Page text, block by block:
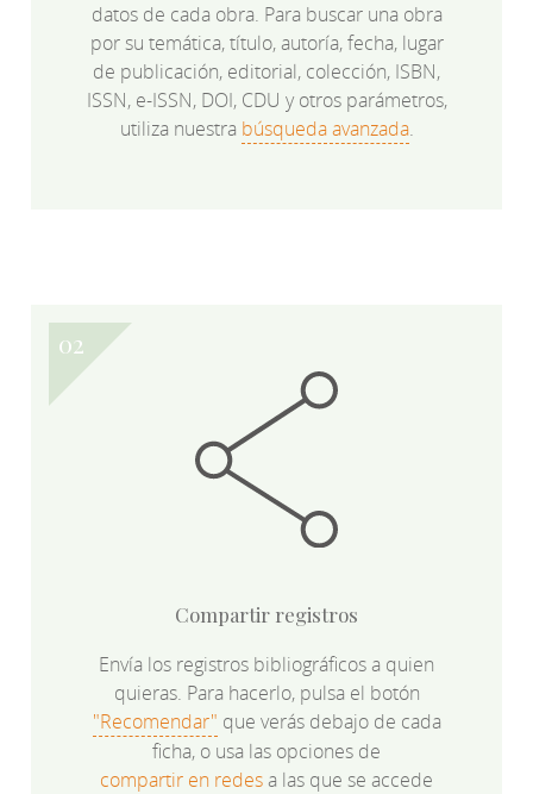
datos de cada obra. Para buscar una obra
por su temática, título, autoría, fecha, lugar
de publicación, editorial, colección, ISBN,
ISSN, e-ISSN, DOI, CDU y otros parámetros,
utiliza nuestra búsqueda avanzada.
Compartir registros
Envía los registros bibliográficos a quien
quieras. Para hacerlo, pulsa el botón
"Recomendar" que verás debajo de cada
ficha, o usa las opciones de
compartir en redesa las que se accede